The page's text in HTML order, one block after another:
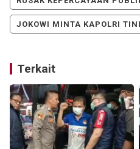
JOKOWI MINTA KAPOLRI
Terkait